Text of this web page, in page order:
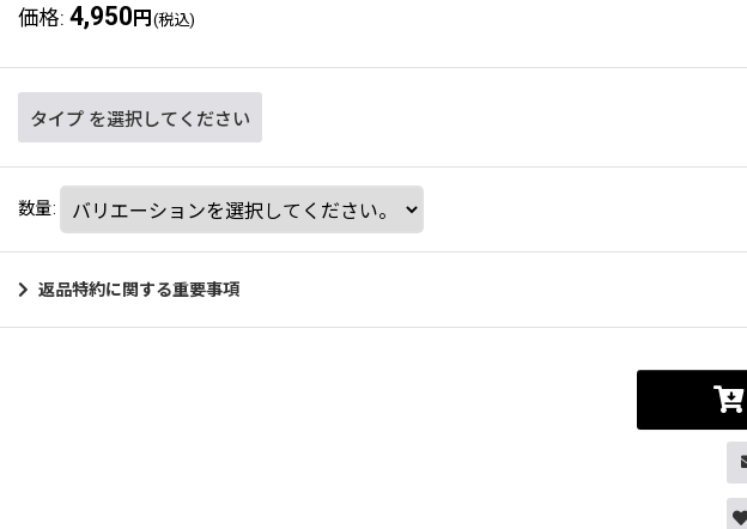
価格: 4,950 円 (税込)
タイプ を選択してください
数量:
返品特約に関する重要事項